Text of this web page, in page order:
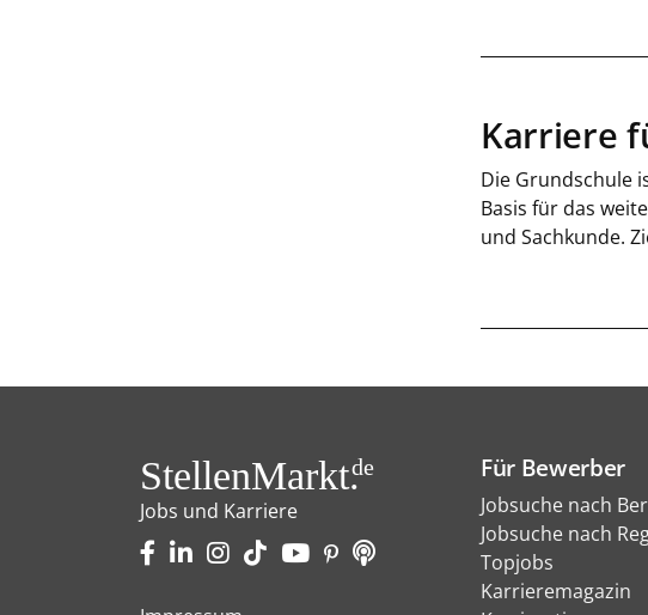
Karriere
Die Grundschule
Basis für das
und Sachkunde.
StellenMarkt.de
Jobs und Karriere
Für Bewerber
Jobsuche nach
Jobsuche nach
Topjobs
Karrieremagazin